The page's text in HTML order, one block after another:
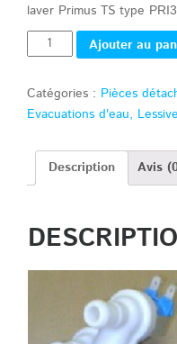
laver Primus TS type
Quantité Ajouter au
Catégories : Pièces
Evacuations d'eau, Lessive
Description Avis